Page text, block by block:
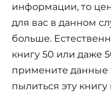
информации, то
для вас в данном
больше.
книгу 50 или даже
примените данные
пылиться эту книгу